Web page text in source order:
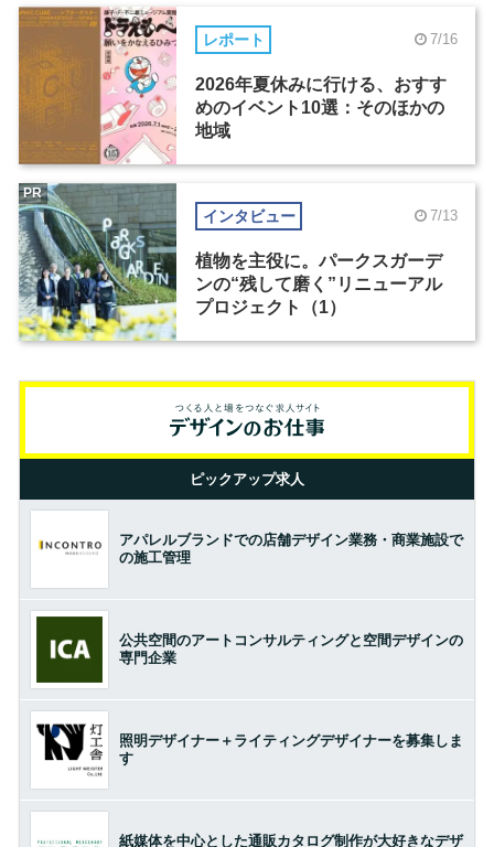
レポート 7/16
2026年夏休みに行ける、おすす
めのイベント10選：そのほかの
地域
インタビュー 7/13
植物を主役に。パークスガーデ
ンの“残して磨く”リニューアル
プロジェクト（1）
PR
ピックアップ求人
アパレルブランドでの店舗デザイン業務・商業施設で
の施工管理
公共空間のアートコンサルティングと空間デザインの
専門企業
照明デザイナー＋ライティングデザイナーを募集しま
す
紙媒体を中心とした通販カタログ制作が大好きなデザ